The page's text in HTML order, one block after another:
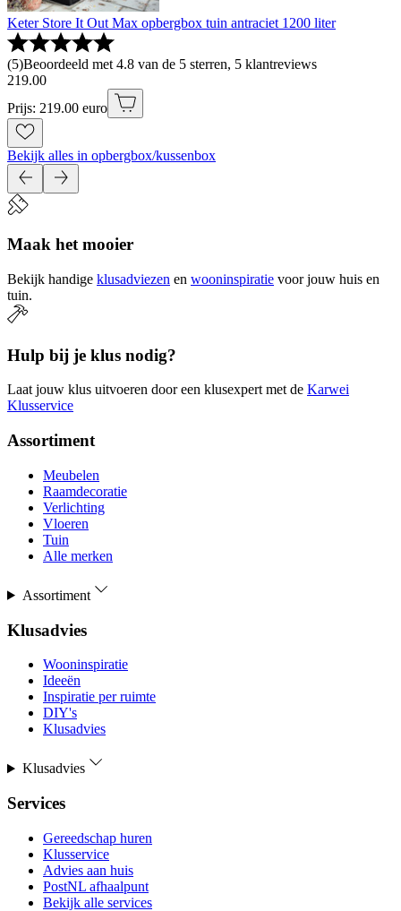
Keter Store It Out Max opbergbox tuin antraciet 1200 liter
(5)Beoordeeld met 4.8 van de 5 sterren, 5 klantreviews
219.00
Prijs: 219.00 euro
Bekijk alles in opbergbox/kussenbox
Maak het mooier
Bekijk handige klusadviezen en wooninspiratie voor jouw huis en
tuin.
Hulp bij je klus nodig?
Laat jouw klus uitvoeren door een klusexpert met de Karwei
Klusservice
Assortiment
Meubelen
Raamdecoratie
Verlichting
Vloeren
Tuin
Alle merken
Assortiment
Klusadvies
Wooninspiratie
Ideeën
Inspiratie per ruimte
DIY's
Klusadvies
Klusadvies
Services
Gereedschap huren
Klusservice
Advies aan huis
PostNL afhaalpunt
Bekijk alle services